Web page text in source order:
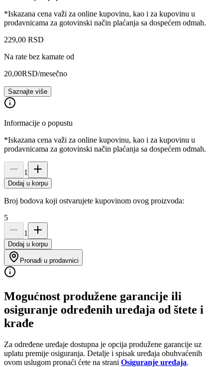
*Iskazana cena važi za online kupovinu, kao i za kupovinu u
prodavnicama za gotovinski način plaćanja sa dospećem odmah.
229,00 RSD
Na rate bez kamate od
20,00RSD/mesečno
Saznajte više
Informacije o popustu
*Iskazana cena važi za online kupovinu, kao i za kupovinu u
prodavnicama za gotovinski način plaćanja sa dospećem odmah.
1
Dodaj u korpu
Broj bodova koji ostvarujete kupovinom ovog proizvoda:
5
1
Dodaj u korpu
Pronađi u prodavnici
Mogućnost produžene garancije ili
osiguranje određenih uređaja od štete i
krađe
Za određene uređaje dostupna je opcija produžene garancije uz
uplatu premije osiguranja. Detalje i spisak uređaja obuhvaćenih
ovom uslugom pronaći ćete na strani Osiguranje uređaja.